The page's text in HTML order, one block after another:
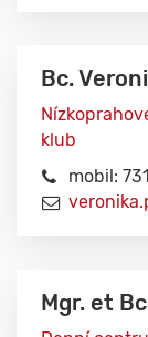
Bc.
klub
mobil:
Mgr. et